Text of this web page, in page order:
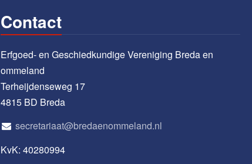
Contact
Erfgoed- en Geschiedkundige Vereniging Breda en
ommeland
Terheijdenseweg 17
4815 BD Breda
secretariaat@bredaenommeland.nl
KvK: 40280994